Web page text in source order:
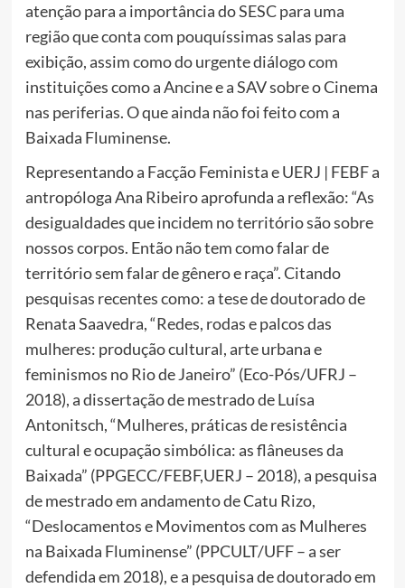
atenção para a importância do SESC para uma
região que conta com pouquíssimas salas para
exibição, assim como do urgente diálogo com
instituições como a Ancine e a SAV sobre o Cinema
nas periferias. O que ainda não foi feito com a
Baixada Fluminense.
Representando a Facção Feminista e UERJ | FEBF a
antropóloga Ana Ribeiro aprofunda a reflexão: “As
desigualdades que incidem no território são sobre
nossos corpos. Então não tem como falar de
território sem falar de gênero e raça”. Citando
pesquisas recentes como: a tese de doutorado de
Renata Saavedra, “Redes, rodas e palcos das
mulheres: produção cultural, arte urbana e
feminismos no Rio de Janeiro” (Eco-Pós/UFRJ –
2018), a dissertação de mestrado de Luísa
Antonitsch, “Mulheres, práticas de resistência
cultural e ocupação simbólica: as flâneuses da
Baixada” (PPGECC/FEBF,UERJ – 2018), a pesquisa
de mestrado em andamento de Catu Rizo,
“Deslocamentos e Movimentos com as Mulheres
na Baixada Fluminense” (PPCULT/UFF – a ser
defendida em 2018), e a pesquisa de doutorado em